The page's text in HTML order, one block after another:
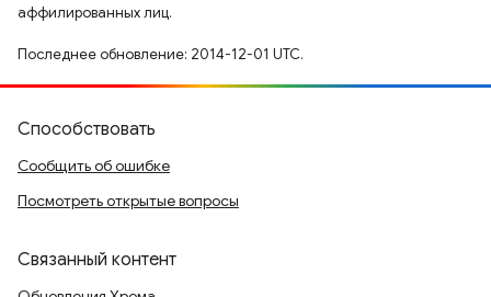
аффилированных лиц.
Последнее обновление: 2014-12-01 UTC.
Способствовать
Сообщить об ошибке
Посмотреть открытые вопросы
Связанный контент